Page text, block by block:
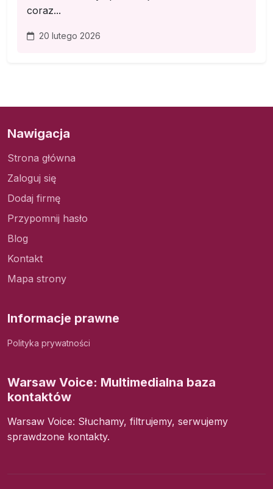
coraz...
20 lutego 2026
Nawigacja
Strona główna
Zaloguj się
Dodaj firmę
Przypomnij hasło
Blog
Kontakt
Mapa strony
Informacje prawne
Polityka prywatności
Warsaw Voice: Multimedialna baza
kontaktów
Warsaw Voice: Słuchamy, filtrujemy, serwujemy
sprawdzone kontakty.